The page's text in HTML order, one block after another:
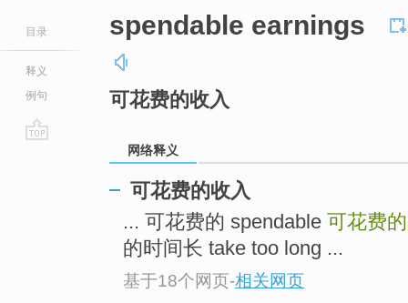
目录
释义
例句
spendable earnings
可花费的收入
网络释义
可花费的收入
... 可花费的 spendable 可花费
的时间长 take too long ...
基于18个网页-相关网页